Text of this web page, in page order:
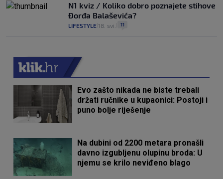
N1 kviz / Koliko dobro poznajete stihove
Đorđa Balaševića?
LIFESTYLE 18. svi. 11
Evo zašto nikada ne biste trebali
držati ručnike u kupaonici: Postoji i
puno bolje riješenje
Na dubini od 2200 metara pronašli
davno izgubljenu olupinu broda: U
njemu se krilo neviđeno blago